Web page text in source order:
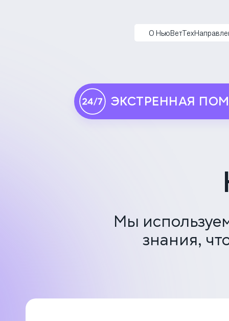
О НьюВетТех
ЭКСТРЕННАЯ
Мы
знания,